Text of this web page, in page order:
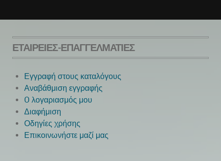
Next
ΕΤΑΙΡΕΊΕΣ-ΕΠΑΓΓΕΛΜΑΤΊΕΣ
Εγγραφή στους καταλόγους
Αναβάθμιση εγγραφής
O λογαριασμός μου
Διαφήμιση
Οδηγίες χρήσης
Επικοινωνήστε μαζί μας